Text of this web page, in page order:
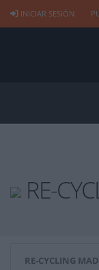
INICIAR SESIÓN
RE-
RE-CYCLING